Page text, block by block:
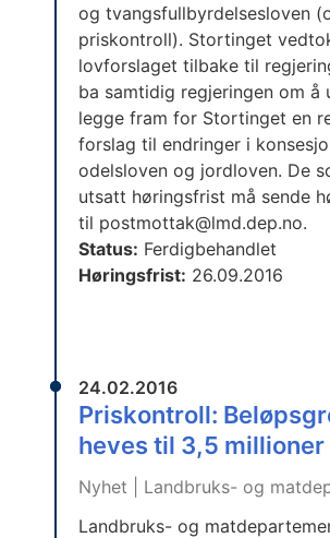
og tvangsfullbyrdelsesloven
priskontroll). Stortinget
lovforslaget tilbake til
ba samtidig regjeringen om å
legge fram for Stortinget en
forslag til endringer i
odelsloven og jordloven. De
utsatt høringsfrist må sende
til postmottak@lmd.dep.no.
Status: Ferdigbehandlet
Høringsfrist: 26.09.2016
24.02.2016
Priskontroll:
heves til 3,5
Nyhet | Landbruks- og
Landbruks- og